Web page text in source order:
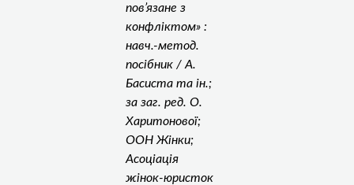
пов’язане з
конфліктом» :
навч.-метод.
посібник / А.
Басиста та ін.;
за заг. ред. О.
Харитонової;
ООН Жінки;
Асоціація
жінок-юристок